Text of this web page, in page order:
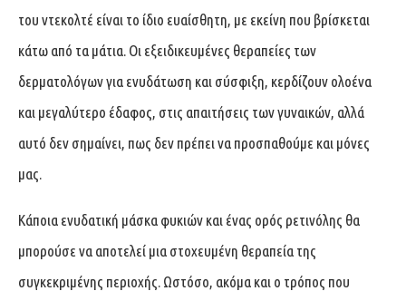
του ντεκολτέ είναι το ίδιο ευαίσθητη, με εκείνη που βρίσκεται
κάτω από τα μάτια. Οι εξειδικευμένες θεραπείες των
δερματολόγων για ενυδάτωση και σύσφιξη, κερδίζουν ολοένα
και μεγαλύτερο έδαφος, στις απαιτήσεις των γυναικών, αλλά
αυτό δεν σημαίνει, πως δεν πρέπει να προσπαθούμε και μόνες
μας.
Κάποια ενυδατική μάσκα φυκιών και ένας ορός ρετινόλης θα
μπορούσε να αποτελεί μια στοχευμένη θεραπεία της
συγκεκριμένης περιοχής. Ωστόσο, ακόμα και ο τρόπος που